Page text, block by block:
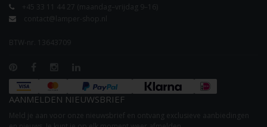
AANMELDEN NIEUWSBRIEF